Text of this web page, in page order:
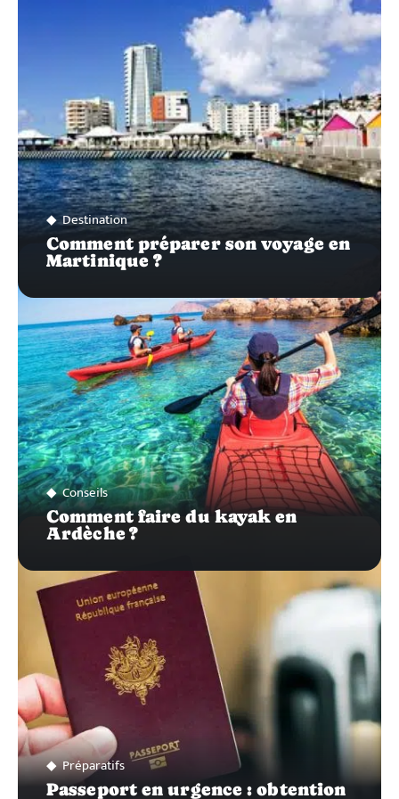
Destination
Comment préparer son voyage en
Martinique ?
Conseils
Comment faire du kayak en
Ardèche ?
Préparatifs
Passeport en urgence : obtention